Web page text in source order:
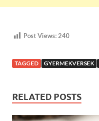
Post Views: 240
TAGGED GYERMEKVERSEK
RELATED POSTS